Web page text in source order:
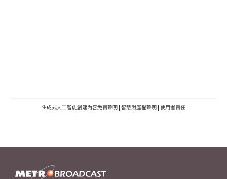
生成式人工智能創建內容免責聲明 | 智慧財產權聲明 | 使用者責任